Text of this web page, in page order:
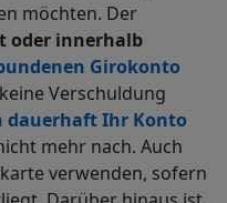
möchten. Der
oder innerhalb
Girokonto
Verschuldung
dauerhaft Ihr Konto
mehr nach. Auch
verwenden, sofern